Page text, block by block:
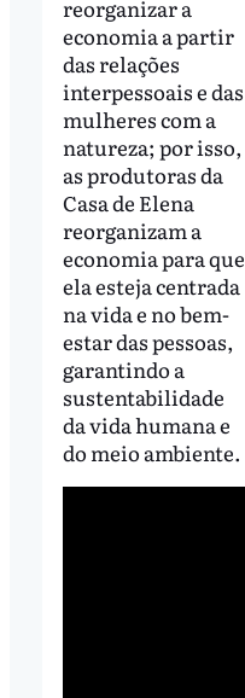
reorganizar a
economia a partir
das relações
interpessoais e das
mulheres com a
natureza; por isso,
as produtoras da
Casa de Elena
reorganizam a
economia para que
ela esteja centrada
na vida e no bem-
estar das pessoas,
garantindo a
sustentabilidade
da vida humana e
do meio ambiente.